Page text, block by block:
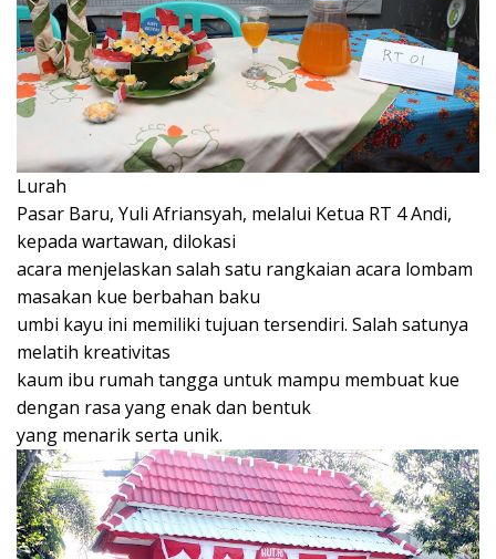
Lurah
Pasar Baru, Yuli Afriansyah, melalui Ketua RT 4 Andi,
kepada wartawan, dilokasi
acara menjelaskan salah satu rangkaian acara lombam
masakan kue berbahan baku
umbi kayu ini memiliki tujuan tersendiri. Salah satunya
melatih kreativitas
kaum ibu rumah tangga untuk mampu membuat kue
dengan rasa yang enak dan bentuk
yang menarik serta unik.